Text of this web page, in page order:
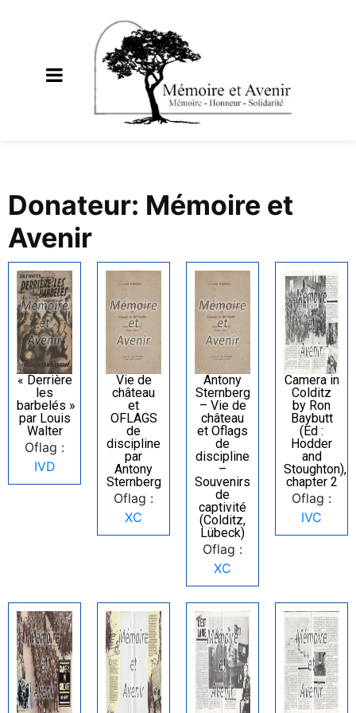
Donateur: Mémoire et
Avenir
« Derrière
les
barbelés »
par Louis
Walter
Oflag :
IVD
Vie de
château
et
OFLAGS
de
discipline
par
Antony
Sternberg
Oflag :
XC
Antony
Sternberg
– Vie de
château
et Oflags
de
discipline
–
Souvenirs
de
captivité
(Colditz,
Lübeck)
Oflag :
XC
Camera in
Colditz
by Ron
Baybutt
(Ed :
Hodder
and
Stoughton),
chapter 2
Oflag :
IVC